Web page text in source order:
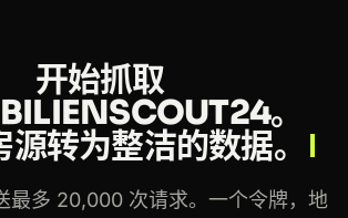
开始抓取
。
转为整洁的数据。
最多 20,000 次请求。一个令牌，地